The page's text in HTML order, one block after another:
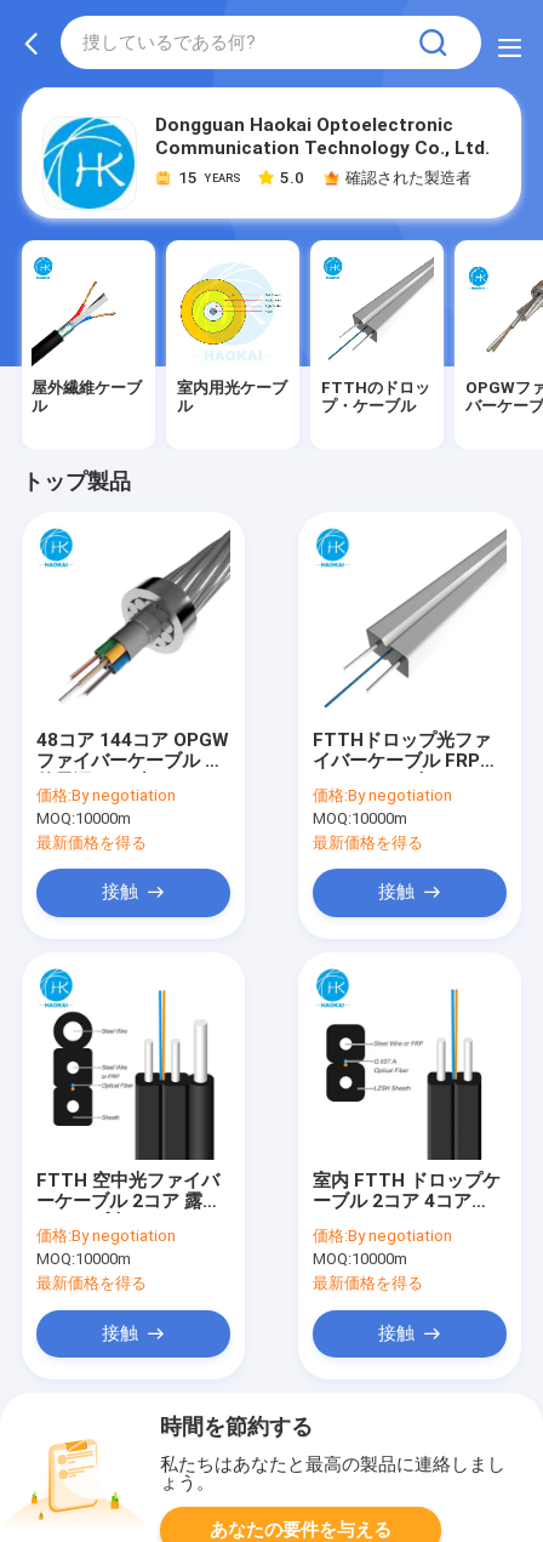
Dongguan Haokai Optoelectronic
Communication Technology Co., Ltd.
15 YEARS 5.0 確認された製造者
屋外繊維ケーブ
ル
室内用光ケーブ
ル
FTTHのドロッ
プ・ケーブル
OPGWフ
バーケー
トップ製品
48コア 144コア OPGW
ファイバーケーブル 屋
ーヘッドパイプ
価格:By negotiation
MOQ:10000m
最新価格を得る
接触
FTTHドロップ光ファ
イバーケーブル FRP
ーケーブル LSZH
価格:By negotiation
MOQ:10000m
最新価格を得る
接触
FTTH 空中光ファイバ
ーケーブル 2コア 露天
ケーブル LSZH 黒色
価格:By negotiation
MOQ:10000m
最新価格を得る
接触
室内 FTTH ドロップケ
ーブル 2コア 4コア
FTTHファイバー
価格:By negotiation
MOQ:10000m
最新価格を得る
接触
時間を節約する
私たちはあなたと最高の製品に連絡しまし
ょう。
あなたの要件を与える